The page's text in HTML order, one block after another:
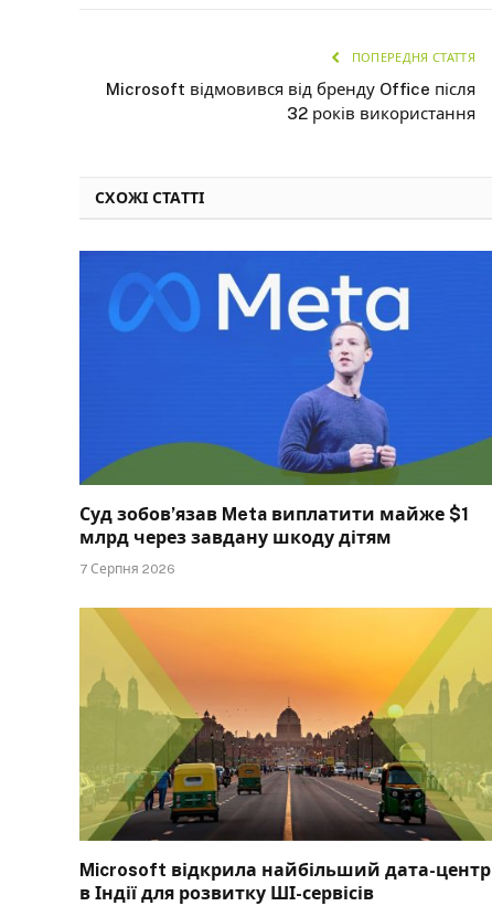
ПОПЕРЕДНЯ СТАТТЯ
Microsoft відмовився від бренду Office після
32 років використання
СХОЖІ СТАТТІ
Суд зобов’язав Meta виплатити майже $1
млрд через завдану шкоду дітям
7 Серпня 2026
Microsoft відкрила найбільший дата-центр
в Індії для розвитку ШІ-сервісів